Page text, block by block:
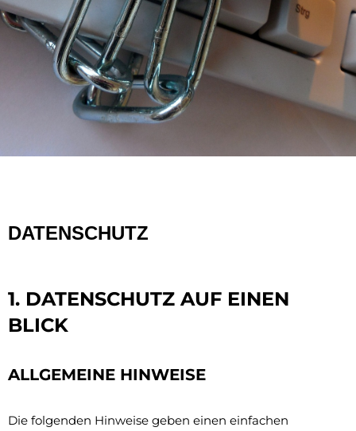
DATENSCHUTZ
1. DATENSCHUTZ AUF EINEN
BLICK
ALLGEMEINE HINWEISE
Die folgenden Hinweise geben einen einfachen